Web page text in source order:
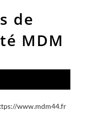
de
MDM
www.mdm44.fr